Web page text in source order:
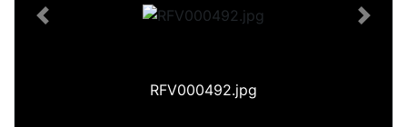
RFV000492.jpg
Previous Next